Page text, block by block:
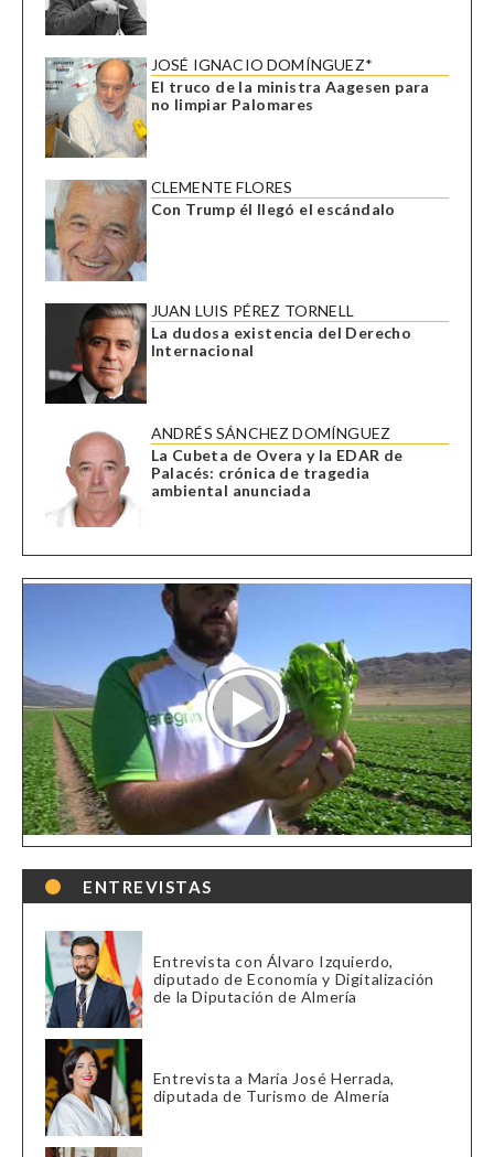
JOSÉ IGNACIO DOMÍNGUEZ*
El truco de la ministra Aagesen para
no limpiar Palomares
CLEMENTE FLORES
Con Trump él llegó el escándalo
JUAN LUIS PÉREZ TORNELL
La dudosa existencia del Derecho
Internacional
ANDRÉS SÁNCHEZ DOMÍNGUEZ
La Cubeta de Overa y la EDAR de
Palacés: crónica de tragedia
ambiental anunciada
ENTREVISTAS
Entrevista con Álvaro Izquierdo,
diputado de Economía y Digitalización
de la Diputación de Almería
Entrevista a María José Herrada,
diputada de Turismo de Almería